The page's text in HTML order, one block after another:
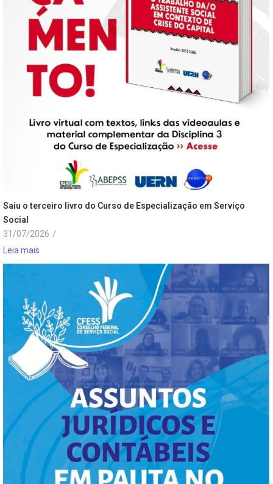
Saiu o terceiro livro do Curso de Especialização em Serviço
Social
31/07/2026 /
Leia mais